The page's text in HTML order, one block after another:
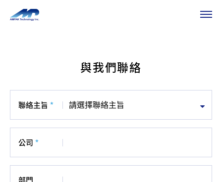
HOME
與我們聯絡
聯絡主旨 *
公司 *
部門